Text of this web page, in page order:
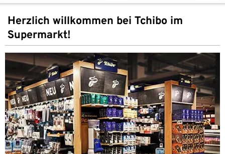
Herzlich willkommen bei Tchibo im
Supermarkt!